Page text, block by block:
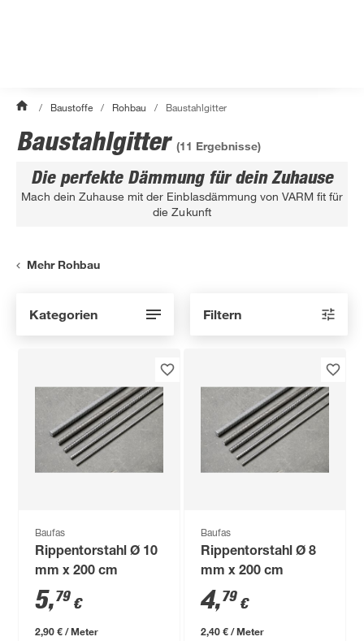
/ Baustoffe / Rohbau / Baustahlgitter
Baustahlgitter (11 Ergebnisse)
Die perfekte Dämmung für dein Zuhause
Mach dein Zuhause mit der Einblasdämmung von VARM fit für
die Zukunft
Mehr Rohbau
Kategorien Filtern
Baufas
Rippentorstahl Ø 10
mm x 200 cm
5,79 €
2,90 € / Meter
Baufas
Rippentorstahl Ø 8
mm x 200 cm
4,79 €
2,40 € / Meter